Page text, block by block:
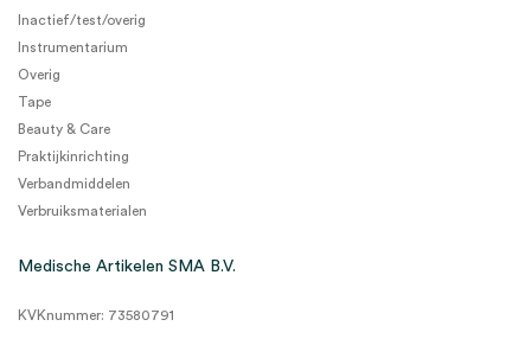
Inactief/test/overig
Instrumentarium
Overig
Tape
Beauty & Care
Praktijkinrichting
Verbandmiddelen
Verbruiksmaterialen
Medische Artikelen SMA B.V.
KVKnummer: 73580791